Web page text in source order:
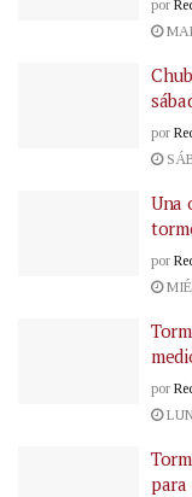
por
por
Una
por
por
para